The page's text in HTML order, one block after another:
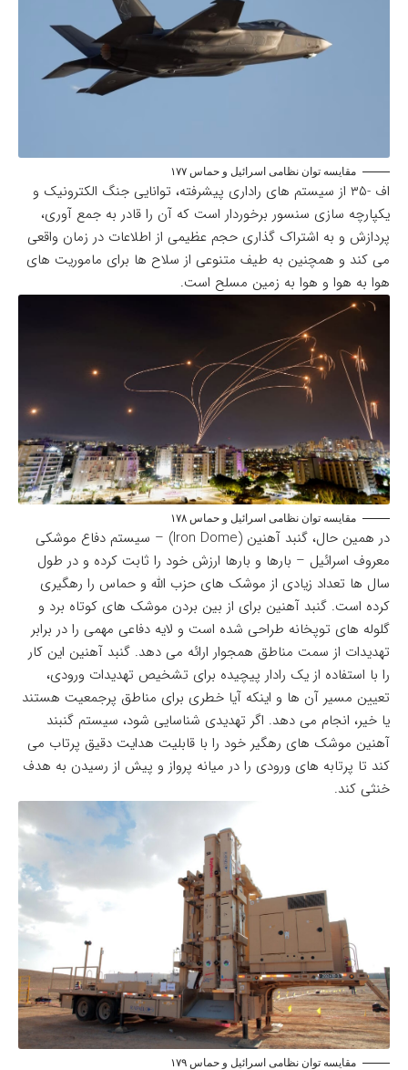
مقایسه توان نظامی اسرائیل و حماس ۱۷۷
اف -۳۵ از سیستم های راداری پیشرفته، توانایی جنگ الکترونیک و
یکپارچه سازی سنسور برخوردار است که آن را قادر به جمع آوری،
پردازش و به اشتراک گذاری حجم عظیمی از اطلاعات در زمان واقعی
می کند و همچنین به طیف متنوعی از سلاح ها برای ماموریت های
هوا به هوا و هوا به زمین مسلح است.
مقایسه توان نظامی اسرائیل و حماس ۱۷۸
در همین حال، گنبد آهنین
(Iron Dome) – سیستم دفاع موشکی
معروف اسرائیل – بارها و بارها ارزش خود را ثابت کرده و در طول
سال ها تعداد زیادی از موشک های حزب الله و حماس را رهگیری
کرده است. گنبد آهنین برای از بین بردن موشک های کوتاه برد و
گلوله های توپخانه طراحی شده است و لایه دفاعی مهمی را در برابر
تهدیدات از سمت مناطق همجوار ارائه می دهد. گنبد آهنین این کار
را با استفاده از یک رادار پیچیده برای تشخیص تهدیدات ورودی،
تعیین مسیر آن ها و اینکه آیا خطری برای مناطق پرجمعیت هستند
یا خیر، انجام می دهد. اگر تهدیدی شناسایی شود، سیستم گنبند
آهنین موشک های رهگیر خود را با قابلیت هدایت دقیق پرتاب می
کند تا پرتابه های ورودی را در میانه پرواز و پیش از رسیدن به هدف
خنثی کند.
مقایسه توان نظامی اسرائیل و حماس ۱۷۹